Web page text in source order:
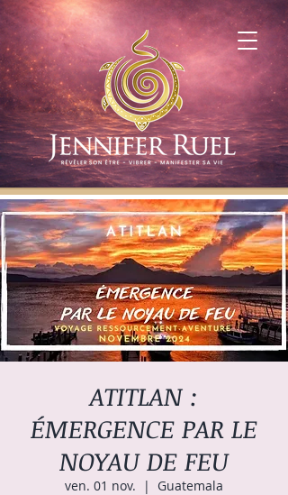
ATITLAN :
ÉMERGENCE PAR LE
NOYAU DE FEU
ven. 01 nov.
  |
Guatemala